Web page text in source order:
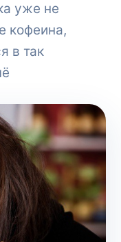
уже не
кофеина,
в так